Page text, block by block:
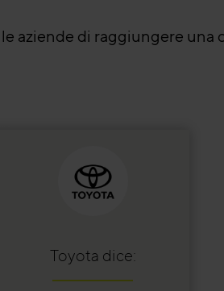
aziende di raggiungere una
Toyota dice: